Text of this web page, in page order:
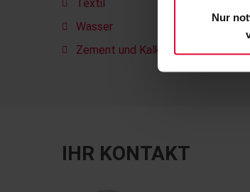
Nur
Textil
Wasser
Zement und Kalk
IHR KONTAKT